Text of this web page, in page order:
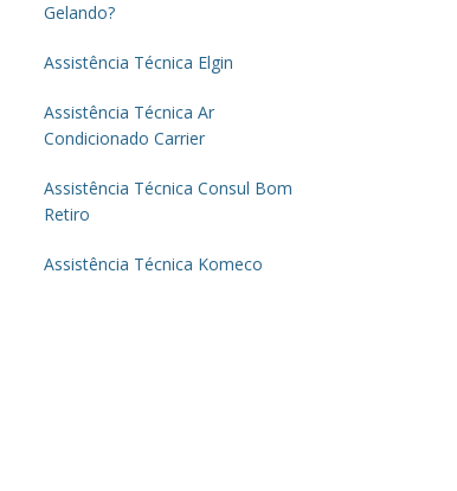
Gelando?
Assistência Técnica Elgin
Assistência Técnica Ar
Condicionado Carrier
Assistência Técnica Consul Bom
Retiro
Assistência Técnica Komeco